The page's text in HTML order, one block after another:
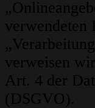
verweisen
Art. 4 der
(DSGVO).